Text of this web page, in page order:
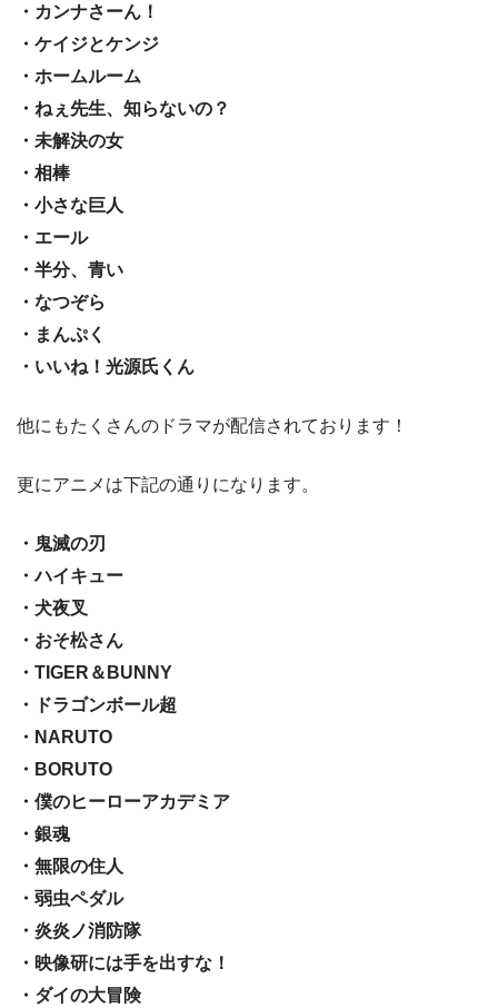
・カンナさーん！
・ケイジとケンジ
・ホームルーム
・ねぇ先生、知らないの？
・未解決の女
・相棒
・小さな巨人
・エール
・半分、青い
・なつぞら
・まんぷく
・いいね！光源氏くん
他にもたくさんのドラマが配信されております！
更にアニメは下記の通りになります。
・鬼滅の刃
・ハイキュー
・犬夜叉
・おそ松さん
・TIGER＆BUNNY
・ドラゴンボール超
・NARUTO
・BORUTO
・僕のヒーローアカデミア
・銀魂
・無限の住人
・弱虫ペダル
・炎炎ノ消防隊
・映像研には手を出すな！
・ダイの大冒険